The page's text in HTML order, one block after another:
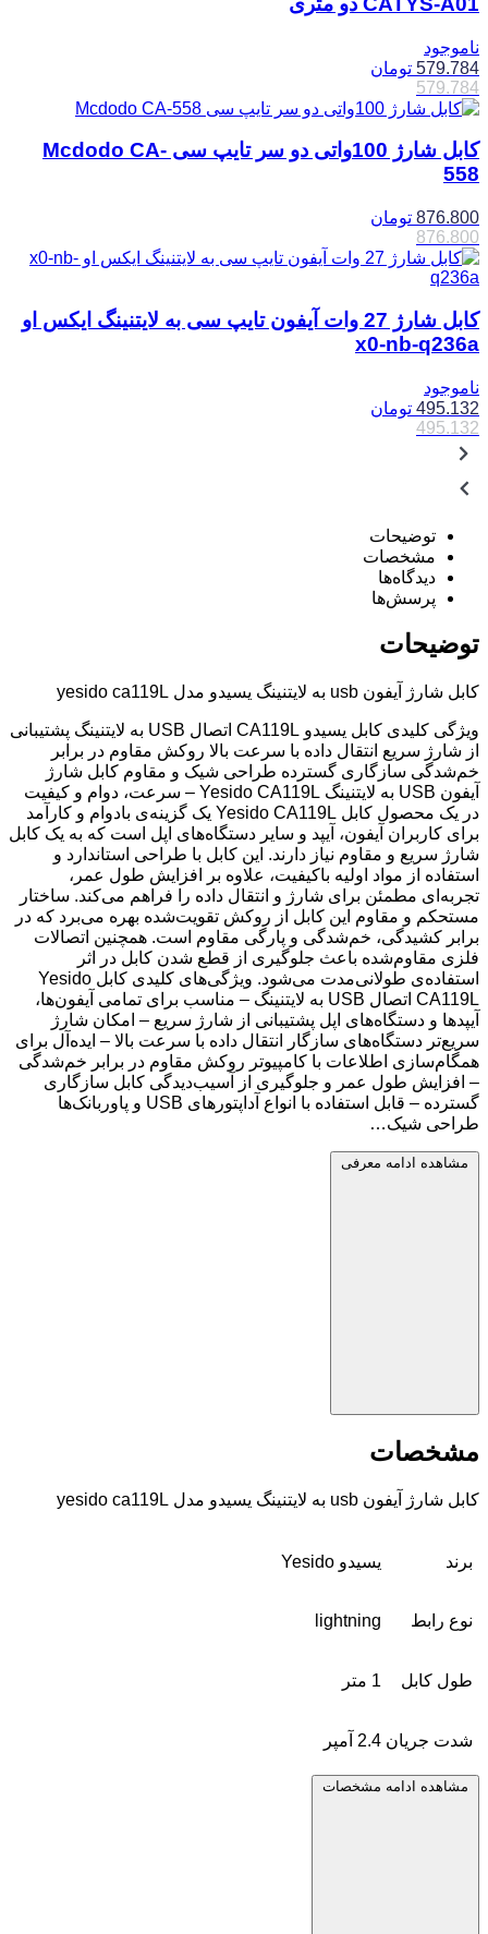
ناموجود
579.784 تومان
579.784
کابل شارژ 100واتی دو سر تایپ سی Mcdodo CA-
558
876.800 تومان
876.800
کابل شارژ 27 وات آیفون تایپ سی به لایتنینگ ایکس او
x0-nb-q236a
ناموجود
495.132 تومان
495.132
توضیحات
مشخصات
دیدگاه‌ها
پرسش‌ها
توضیحات
کابل شارژ آیفون usb به لایتنینگ یسیدو مدل yesido ca119L
ویژگی کلیدی کابل یسیدو CA119L اتصال USB به لایتنینگ پشتیبانی
از شارژ سریع انتقال داده با سرعت بالا روکش مقاوم در برابر
خم‌شدگی سازگاری گسترده طراحی شیک و مقاوم کابل شارژ
آیفون USB به لایتنینگ Yesido CA119L – سرعت، دوام و کیفیت
در یک محصول کابل Yesido CA119L یک گزینه‌ی بادوام و کارآمد
برای کاربران آیفون، آیپد و سایر دستگاه‌های اپل است که به یک کابل
شارژ سریع و مقاوم نیاز دارند. این کابل با طراحی استاندارد و
استفاده از مواد اولیه باکیفیت، علاوه بر افزایش طول عمر،
تجربه‌ای مطمئن برای شارژ و انتقال داده را فراهم می‌کند. ساختار
مستحکم و مقاوم این کابل از روکش تقویت‌شده بهره می‌برد که در
برابر کشیدگی، خم‌شدگی و پارگی مقاوم است. همچنین اتصالات
فلزی مقاوم‌شده باعث جلوگیری از قطع شدن کابل در اثر
استفاده‌ی طولانی‌مدت می‌شود. ویژگی‌های کلیدی کابل Yesido
CA119L اتصال USB به لایتنینگ – مناسب برای تمامی آیفون‌ها،
آیپدها و دستگاه‌های اپل پشتیبانی از شارژ سریع – امکان شارژ
سریع‌تر دستگاه‌های سازگار انتقال داده با سرعت بالا – ایده‌آل برای
همگام‌سازی اطلاعات با کامپیوتر روکش مقاوم در برابر خم‌شدگی
– افزایش طول عمر و جلوگیری از آسیب‌دیدگی کابل سازگاری
گسترده – قابل استفاده با انواع آداپتورهای USB و پاوربانک‌ها
طراحی شیک…
مشاهده ادامه معرفی
مشخصات
کابل شارژ آیفون usb به لایتنینگ یسیدو مدل yesido ca119L
برند یسیدو Yesido
نوع رابط lightning
طول کابل 1 متر
شدت جریان 2.4 آمپر
مشاهده ادامه مشخصات